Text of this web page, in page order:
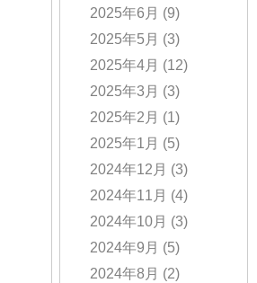
2025年6月 (9)
2025年5月 (3)
2025年4月 (12)
2025年3月 (3)
2025年2月 (1)
2025年1月 (5)
2024年12月 (3)
2024年11月 (4)
2024年10月 (3)
2024年9月 (5)
2024年8月 (2)